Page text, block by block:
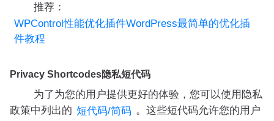
推荐：
WPControl性能优化插件WordPress最简单的优化插
件教程
Privacy Shortcodes隐私短代码
为了为您的用户提供更好的体验，您可以使用隐私
政策中列出的 短代码/简码 。这些短代码允许您的用户